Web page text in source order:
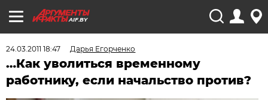
AIF.BY
24.03.2011 18:47 Дарья Егорченко
…Как уволиться временному
работнику, если начальство против?